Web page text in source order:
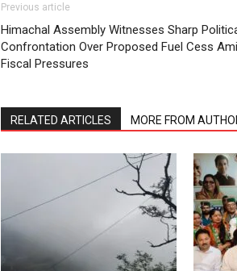
Previous article
Himachal Assembly Witnesses Sharp
Confrontation Over Proposed Fuel Cess
Fiscal Pressures
RELATED ARTICLES MORE FROM